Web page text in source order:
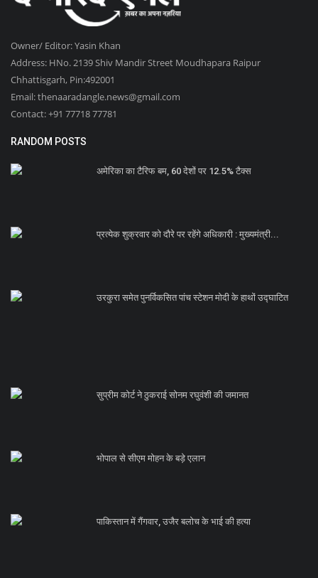
Owner/ Editor: Yasin Khan
Address: HNo. 2139 Shiv Mandir Street Moudhapara Raipur
Chhattisgarh, Pin:492001
Email: thenaaradangle.news@gmail.com
Contact: +91 77718 77781
RANDOM POSTS
अमेरिका का टैरिफ बम, 60 देशों पर 12.5% टैक्स
प्रत्येक शुक्रवार को दौरे पर रहेंगे अधिकारी : मुख्यमंत्री...
उरकुरा समेत पुनर्विकसित पांच स्टेशन मोदी के हाथों उद्घाटित
सुप्रीम कोर्ट ने ठुकराई सोनम रघुवंशी की जमानत
भोपाल से सीएम मोहन के बड़े एलान
पाकिस्तान में गैंगवार, उजैर बलोच के भाई की हत्या